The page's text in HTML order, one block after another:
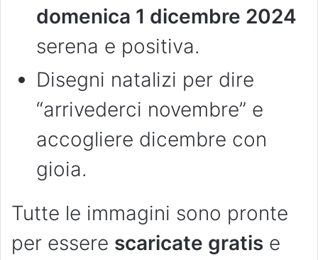
domenica 1 dicembre 2024
serena e positiva.
Disegni natalizi per dire
“arrivederci novembre” e
accogliere dicembre con
gioia.
Tutte le immagini sono pronte
per essere scaricate gratis e